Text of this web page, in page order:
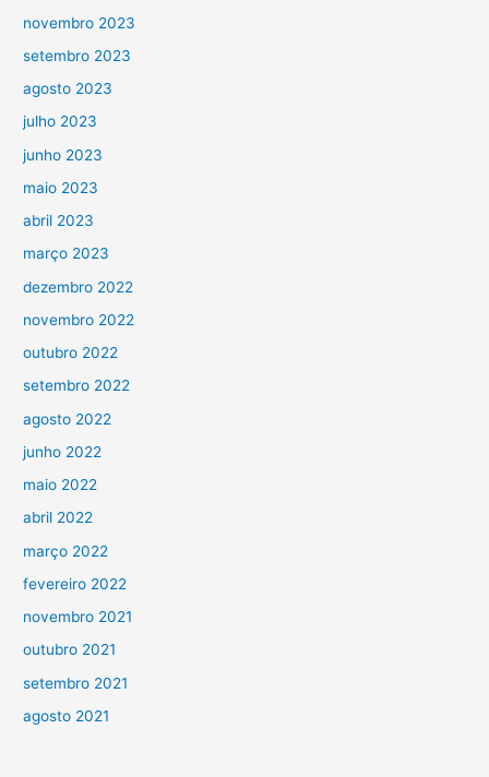
novembro 2023
setembro 2023
agosto 2023
julho 2023
junho 2023
maio 2023
abril 2023
março 2023
dezembro 2022
novembro 2022
outubro 2022
setembro 2022
agosto 2022
junho 2022
maio 2022
abril 2022
março 2022
fevereiro 2022
novembro 2021
outubro 2021
setembro 2021
agosto 2021